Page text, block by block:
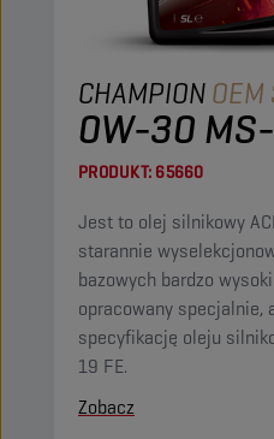
CHAMPIONOEM
0W-30
PRODUKT: 65660
Jest to olej silnikowy
starannie
bazowych bardzo
opracowany specjalnie,
specyfikację oleju
19 FE.
Zobacz